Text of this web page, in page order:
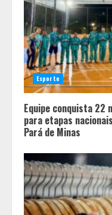
Esporte
Equipe conquista 22
para etapas
Pará de Minas